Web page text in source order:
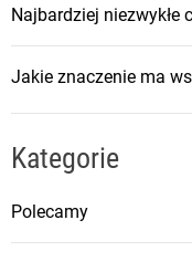
Najbardziej niezwykłe
Jakie znaczenie ma
Kategorie
Polecamy